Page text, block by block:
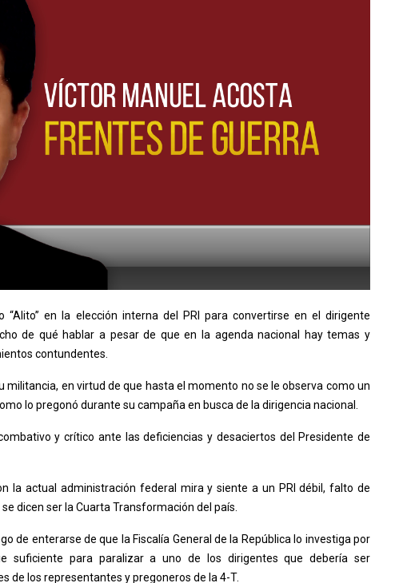
“Alito” en la elección interna del PRI para convertirse en el dirigente
de qué hablar a pesar de que en la agenda nacional hay temas y
contundentes.
militancia, en virtud de que hasta el momento no se le observa como un
lo pregonó durante su campaña en busca de la dirigencia nacional.
y crítico ante las deficiencias y desaciertos del Presidente de
la actual administración federal mira y siente a un PRI débil, falto de
dicen ser la Cuarta Transformación del país.
de enterarse de que la Fiscalía General de la República lo investiga por
suficiente para paralizar a uno de los dirigentes que debería ser
de los representantes y pregoneros de la 4-T.